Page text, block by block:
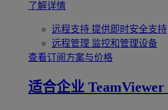
了解详情
远程支持 提供即时安全支持
远程管理 监控和管理设备
查看订阅方案与价格
适合企业 TeamViewer